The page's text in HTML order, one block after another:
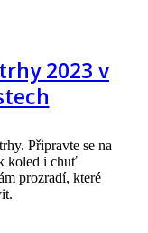
2023 v
Připravte se na
koled i chuť
prozradí, které